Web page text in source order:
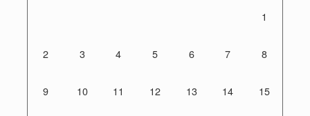
1
2 3 4 5 6 7 8
9 10 11 12 13 14 15